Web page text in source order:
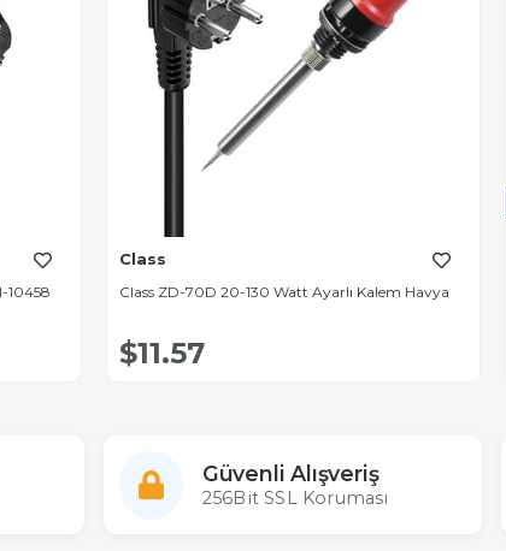
10458
Class
Class ZD-70D 20-130 Watt Ayarlı Kalem Havya
$11.57
Güvenli Alışveriş
256Bit SSL Koruması